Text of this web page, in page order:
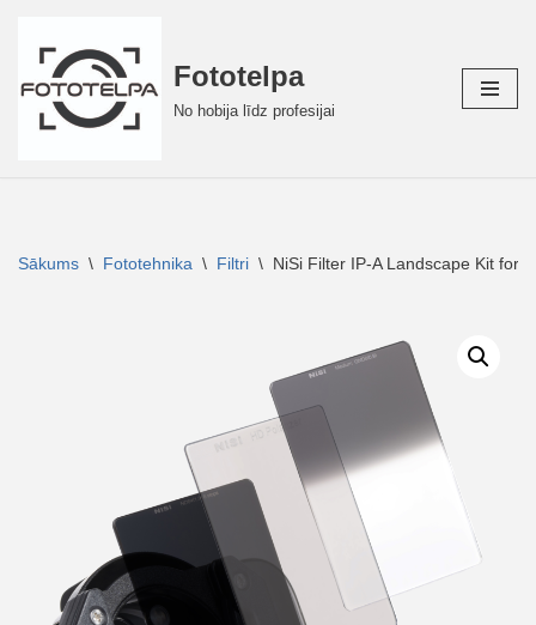
Skip
to
content
Fototelpa
No hobija līdz profesijai
Sākums \ Fototehnika \ Filtri \ NiSi Filter IP-A Landscape Kit for